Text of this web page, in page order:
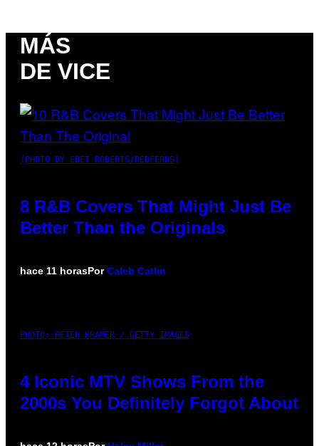
MÁS
DE VICE
(PHOTO BY EBET ROBERTS/REDFERNS)
8 R&B Covers That Might Just Be
Better Than the Originals
hace 11 horasPorCaleb Catlin
PHOTO: PETER KRAMER / GETTY IMAGES
4 Iconic MTV Shows From the
2000s You Definitely Forgot About